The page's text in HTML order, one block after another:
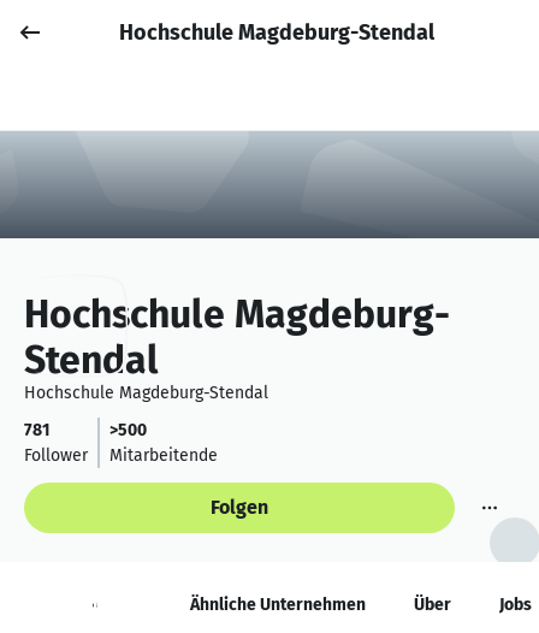
Anmelden
Hochschule Magdeburg-Stendal
Hochschule Magdeburg-
Stendal
Hochschule Magdeburg-Stendal
781
Follower
>500
Mitarbeitende
Folgen
Neuigkeiten Ähnliche Unternehmen Über Jobs